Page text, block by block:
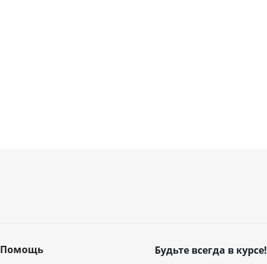
Помощь Будьте всегда в курсе!